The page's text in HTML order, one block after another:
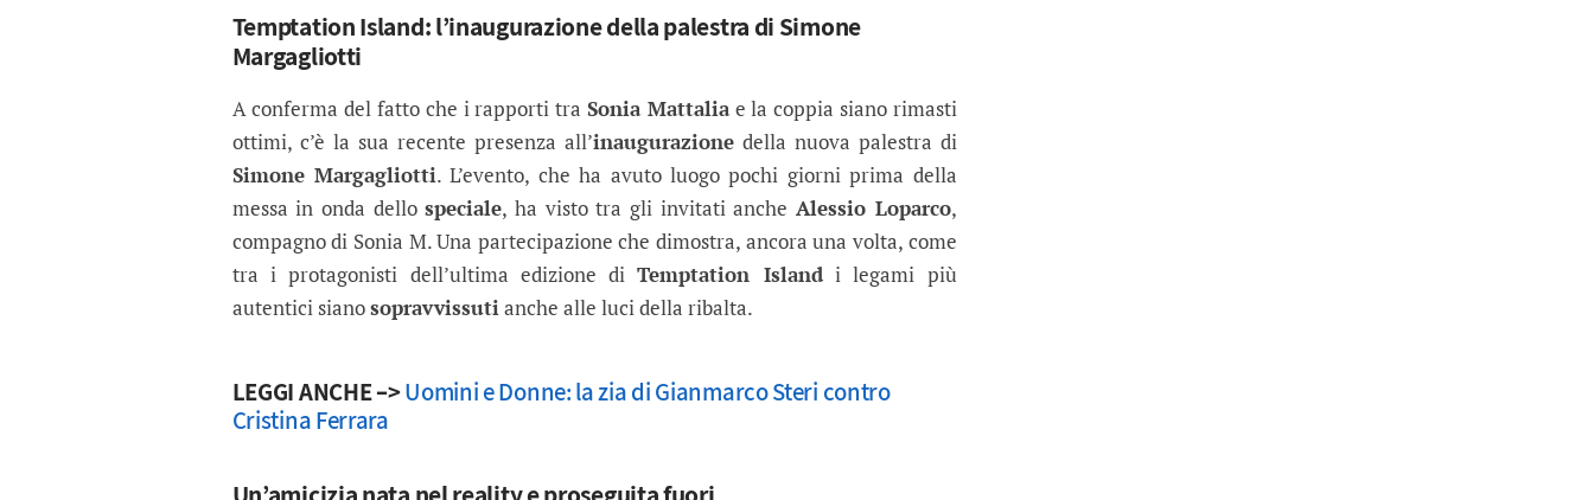
Temptation Island: l’inaugurazione della palestra di Simone
Margagliotti
A conferma del fatto che i rapporti tra Sonia Mattaliae la coppia siano rimasti
ottimi, c’è la sua recente presenza all’inaugurazionedella nuova palestra di
Simone Margagliotti. L’evento, che ha avuto luogo pochi giorni prima della
messa in onda dellospeciale, ha visto tra gli invitati ancheAlessio Loparco,
compagno di Sonia M. Una partecipazione che dimostra, ancora una volta, come
tra i protagonisti dell’ultima edizione diTemptation Islandi legami più
autentici sianosopravvissutianche alle luci della ribalta.
LEGGI ANCHE –>Uomini e Donne: la zia di Gianmarco Steri contro
Cristina Ferrara